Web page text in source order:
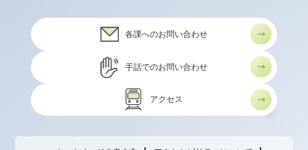
各課へのお問い合わせ
手話でのお問い合わせ
アクセス